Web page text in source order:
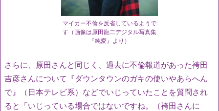
マイカー不倫を反省しているようで
す（画像は原田龍二デジタル写真集
『純愛』より）
さらに、原田さんと同じく、過去に不倫報道があった袴田
吉彦さんについて『ダウンタウンのガキの使いやあらへん
で』（日本テレビ系）などでいじっていたことを質問され
ると「いじっている場合ではないですね。（袴田さんに